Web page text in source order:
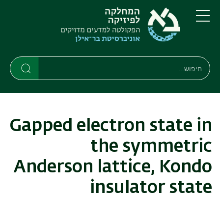
דילוג
לתוכן
העיקרי
דילוג
לתפריט
ניווט
ראשי
תפריט
חיפוש
חיפוש
Gapped electron state in
the symmetric
Anderson lattice, Kondo
insulator state